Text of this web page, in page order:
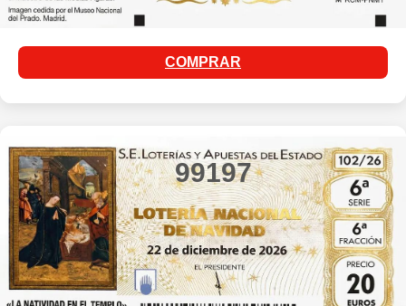
COMPRAR
99197